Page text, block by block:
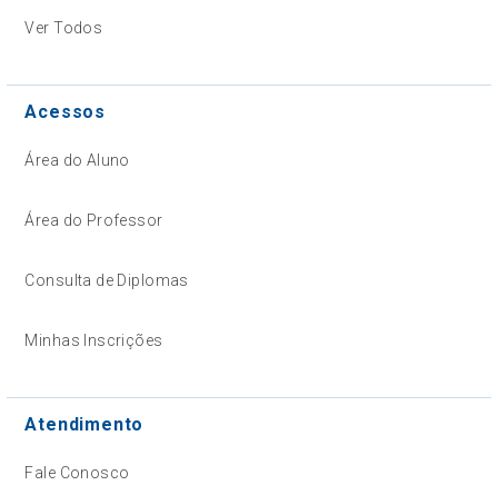
Ver Todos
Acessos
Área do Aluno
Área do Professor
Consulta de Diplomas
Minhas Inscrições
Atendimento
Fale Conosco